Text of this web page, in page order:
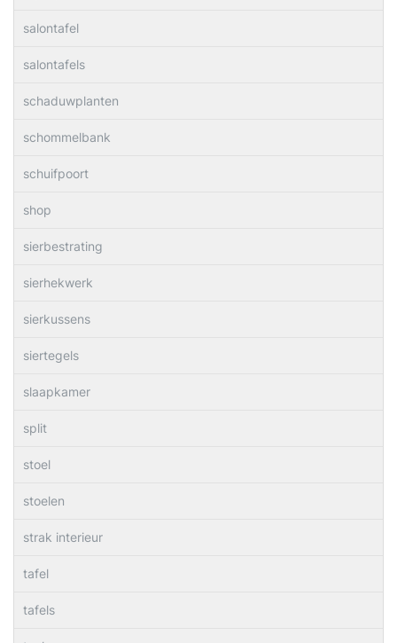
salontafel
salontafels
schaduwplanten
schommelbank
schuifpoort
shop
sierbestrating
sierhekwerk
sierkussens
siertegels
slaapkamer
split
stoel
stoelen
strak interieur
tafel
tafels